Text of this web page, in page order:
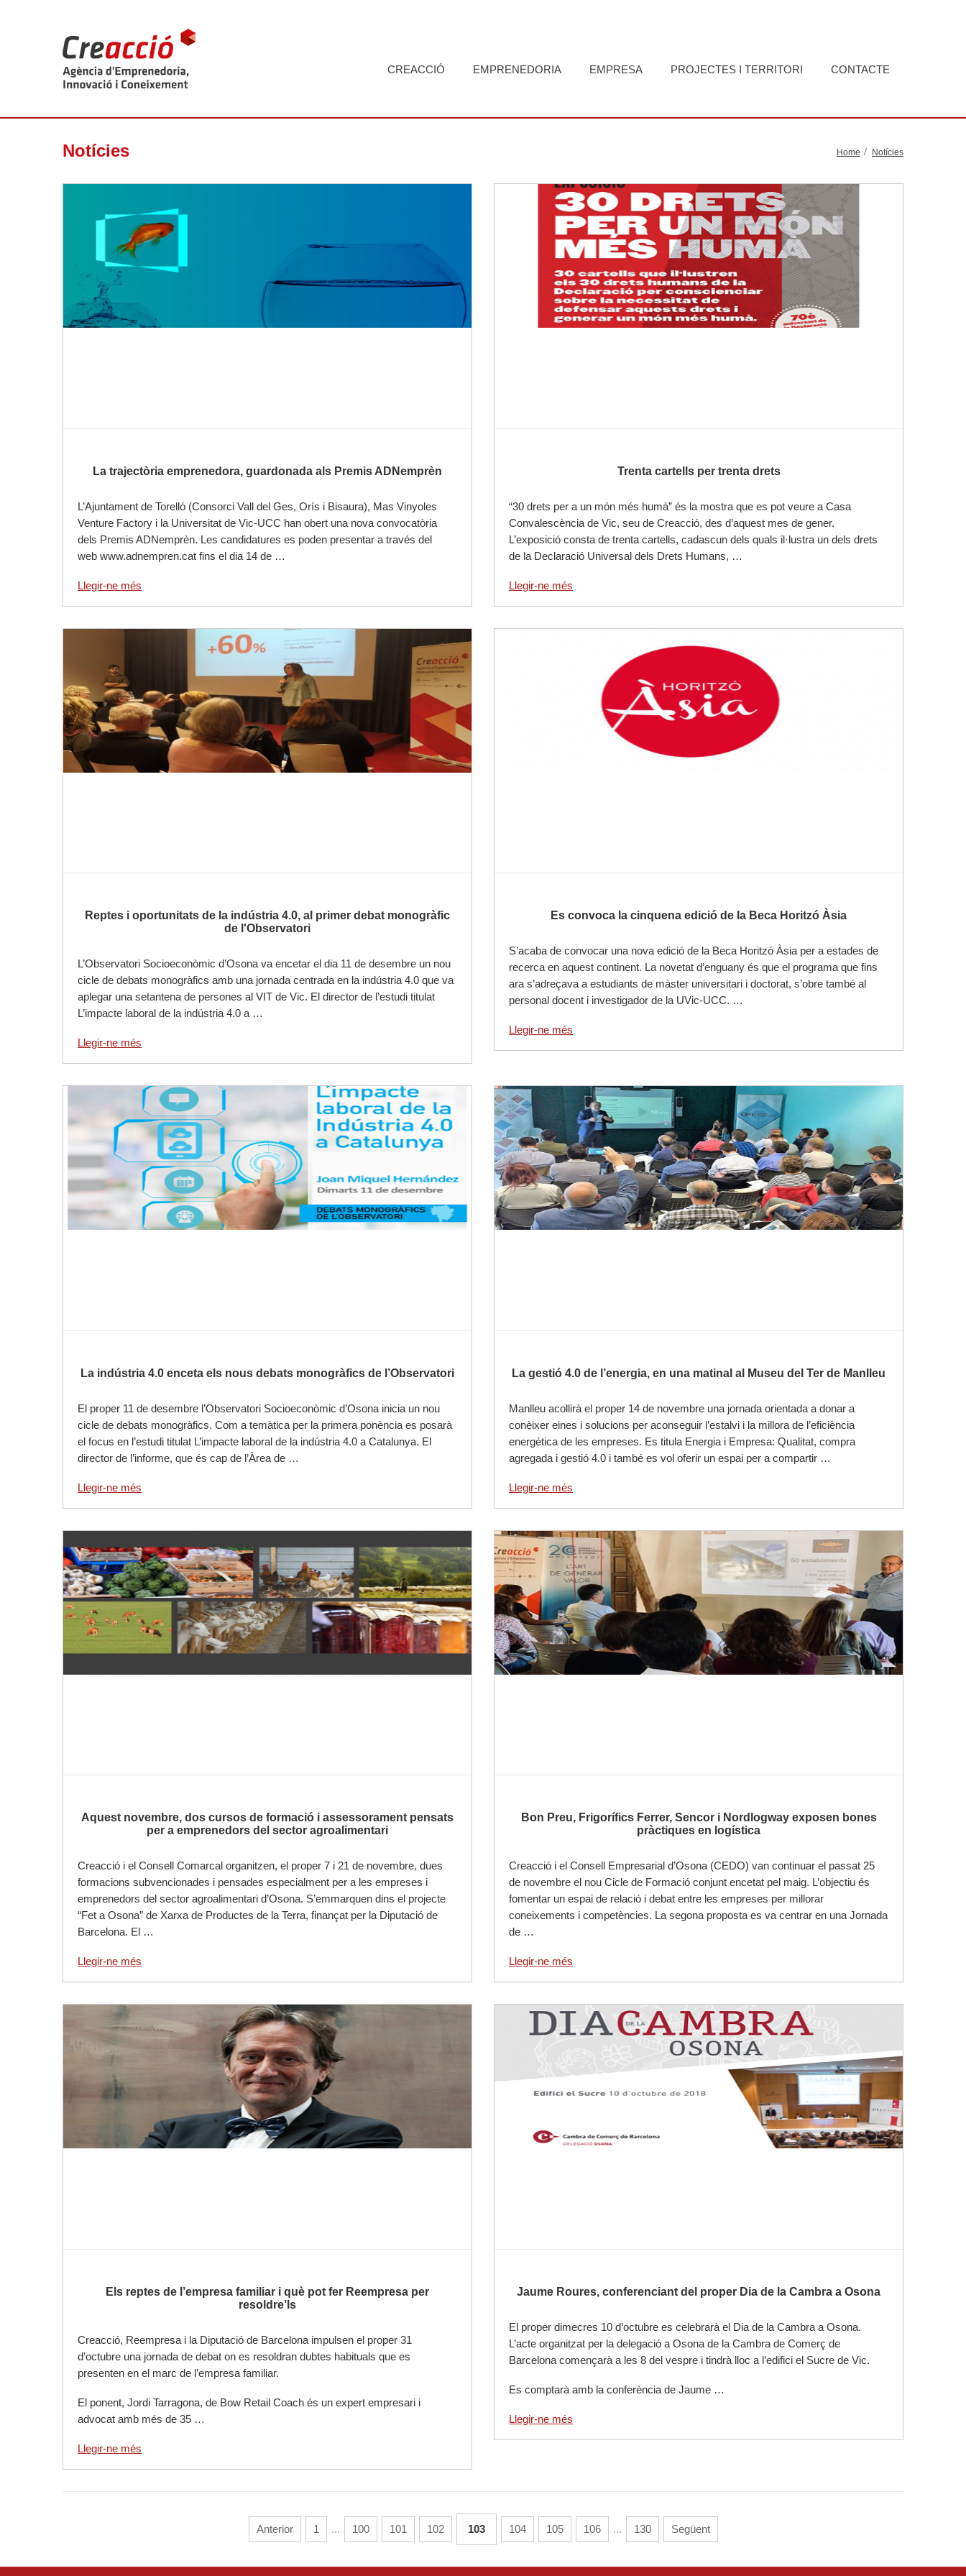
CREACCIÓ EMPRENEDORIA EMPRESA PROJECTES I TERRITORI CONTACTE
Notícies Home Notícies
La trajectòria emprenedora, guardonada als Premis ADNemprèn
L’Ajuntament de Torelló (Consorci Vall del Ges, Orís i Bisaura), Mas Vinyoles
Venture Factory i la Universitat de Vic-UCC han obert una nova convocatòria
dels Premis ADNemprèn. Les candidatures es poden presentar a través del
web www.adnempren.cat fins el dia 14 de …
Llegir-ne més
Llegir-ne més
Trenta cartells per trenta drets
“30 drets per a un món més humà” és la mostra que es pot veure a Casa
Convalescència de Vic, seu de Creacció, des d’aquest mes de gener.
L’exposició consta de trenta cartells, cadascun dels quals il·lustra un dels drets
de la Declaració Universal dels Drets Humans, …
Llegir-ne més
Llegir-ne més
Reptes i oportunitats de la indústria 4.0, al primer debat monogràfic
de l'Observatori
L’Observatori Socioeconòmic d’Osona va encetar el dia 11 de desembre un nou
cicle de debats monogràfics amb una jornada centrada en la indústria 4.0 que va
aplegar una setantena de persones al VIT de Vic. El director de l’estudi titulat
L’impacte laboral de la indústria 4.0 a …
Llegir-ne més
Es convoca la cinquena edició de la Beca Horitzó Àsia
S’acaba de convocar una nova edició de la Beca Horitzó Àsia per a estades de
recerca en aquest continent. La novetat d’enguany és que el programa que fins
ara s’adreçava a estudiants de màster universitari i doctorat, s’obre també al
personal docent i investigador de la UVic-UCC. …
Llegir-ne més
La indústria 4.0 enceta els nous debats monogràfics de l’Observatori
El proper 11 de desembre l’Observatori Socioeconòmic d’Osona inicia un nou
cicle de debats monogràfics. Com a temàtica per la primera ponència es posarà
el focus en l’estudi titulat L’impacte laboral de la indústria 4.0 a Catalunya. El
director de l’informe, que és cap de l’Àrea de …
Llegir-ne més
Llegir-ne més
La gestió 4.0 de l’energia, en una matinal al Museu del Ter de Manlleu
Manlleu acollirà el proper 14 de novembre una jornada orientada a donar a
conèixer eines i solucions per aconseguir l’estalvi i la millora de l’eficiència
energètica de les empreses. Es titula Energia i Empresa: Qualitat, compra
agregada i gestió 4.0 i també es vol oferir un espai per a compartir …
Llegir-ne més
Aquest novembre, dos cursos de formació i assessorament pensats
per a emprenedors del sector agroalimentari
Creacció i el Consell Comarcal organitzen, el proper 7 i 21 de novembre, dues
formacions subvencionades i pensades especialment per a les empreses i
emprenedors del sector agroalimentari d’Osona. S’emmarquen dins el projecte
“Fet a Osona” de Xarxa de Productes de la Terra, finançat per la Diputació de
Barcelona. El …
Llegir-ne més
Bon Preu, Frigorífics Ferrer, Sencor i Nordlogway exposen bones
pràctiques en logística
Creacció i el Consell Empresarial d’Osona (CEDO) van continuar el passat 25
de novembre el nou Cicle de Formació conjunt encetat pel maig. L’objectiu és
fomentar un espai de relació i debat entre les empreses per millorar
coneixements i competències. La segona proposta es va centrar en una Jornada
de …
Llegir-ne més
Llegir-ne més
Els reptes de l’empresa familiar i què pot fer Reempresa per
resoldre’ls
Creacció, Reempresa i la Diputació de Barcelona impulsen el proper 31
d’octubre una jornada de debat on es resoldran dubtes habituals que es
presenten en el marc de l’empresa familiar.
El ponent, Jordi Tarragona, de Bow Retail Coach és un expert empresari i
advocat amb més de 35 …
Llegir-ne més
Llegir-ne més
Jaume Roures, conferenciant del proper Dia de la Cambra a Osona
El proper dimecres 10 d’octubre es celebrarà el Dia de la Cambra a Osona.
L’acte organitzat per la delegació a Osona de la Cambra de Comerç de
Barcelona començarà a les 8 del vespre i tindrà lloc a l’edifici el Sucre de Vic.
Es comptarà amb la conferència de Jaume …
Llegir-ne més
Anterior 1 ... 100 101 102 103 104 105 106 ... 130 Següent